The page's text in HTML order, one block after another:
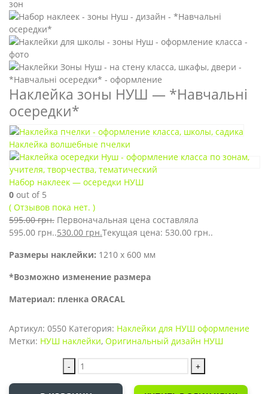
Наклейка зоны НУШ — *Навчальні
осередки*
Наклейка волшебные пчелки
Набор наклеек — осередки НУШ
0 out of 5
( Отзывов пока нет. )
595.00грн. Первоначальная цена составляла
595.00 грн..530.00 грн.Текущая цена: 530.00 грн..
Размеры наклейки: 1210 х 600 мм
*Возможно изменение размера
Материал: пленка ORACAL
Артикул: 0550 Категория: Наклейки для НУШ оформление
Метки: НУШ наклейки, Оригинальный дизайн НУШ
- +